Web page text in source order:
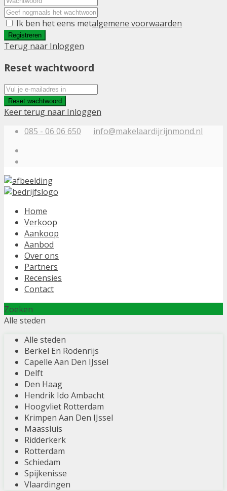
Ik ben het eens metalgemene voorwaarden
Registreren
Terug naar Inloggen
Reset wachtwoord
Reset wachtwoord
Keer terug naar Inloggen
085 - 06 06 650
info@makelaardijrijnmond.nl
Home
Verkoop
Aankoop
Aanbod
Over ons
Partners
Recensies
Contact
Zoeken
Alle steden
Alle steden
Berkel En Rodenrijs
Capelle Aan Den IJssel
Delft
Den Haag
Hendrik Ido Ambacht
Hoogvliet Rotterdam
Krimpen Aan Den IJssel
Maassluis
Ridderkerk
Rotterdam
Schiedam
Spijkenisse
Vlaardingen